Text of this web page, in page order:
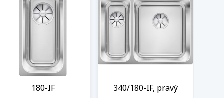
180-IF 340/180-IF, pravý